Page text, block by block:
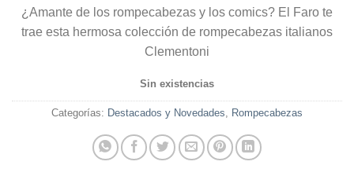
¿Amante de los rompecabezas y los comics? El Faro te
trae esta hermosa colección de rompecabezas italianos
Clementoni
Sin existencias
Categorías: Destacados y Novedades Rompecabezas